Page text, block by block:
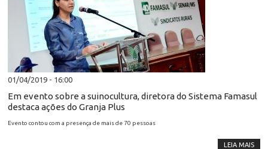
01/04/2019 - 16:00
Em evento sobre a suinocultura, diretora do Sistema Famasul
destaca ações do Granja Plus
Evento contou com a presença de mais de 70 pessoas
LEIA MAIS